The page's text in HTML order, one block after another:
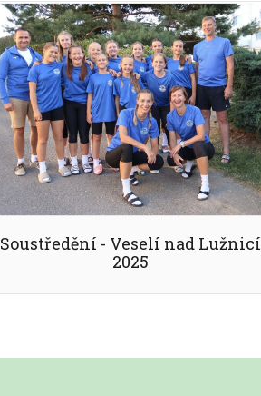
Soustředění - Veselí nad Lužnicí
2025